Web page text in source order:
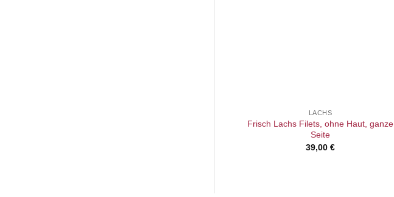
LACHS
Frisch Lachs Filets, ohne Haut, ganze
Seite
39,00€